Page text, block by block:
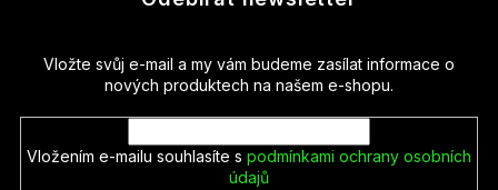
Vložte svůj e-mail a my vám budeme zasílat informace o
nových produktech na našem e-shopu.
Vložením e-mailu souhlasíte s podmínkami ochrany osobních
údajů